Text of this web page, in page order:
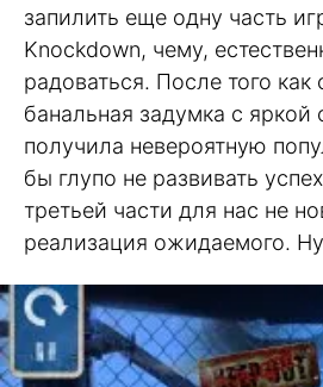
запилить еще одну часть
Knockdown, чему,
радоваться. После того как
банальная задумка с
получила невероятную
бы глупо не развивать
третьей части для нас не
реализация ожидаемого.